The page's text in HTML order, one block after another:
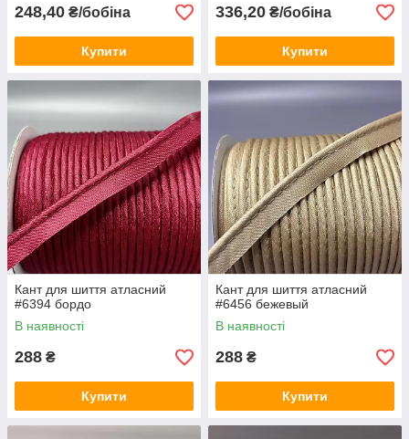
248,40 ₴/бобіна
Купити
336,20 ₴/бобіна
Купити
Кант для шиття атласний
#6394 бордо
В наявності
288 ₴
Купити
Кант для шиття атласний
#6456 бежевый
В наявності
288 ₴
Купити